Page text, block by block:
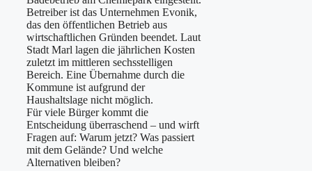
Betreiber ist das Unternehmen Evonik,
das den öffentlichen Betrieb aus
wirtschaftlichen Gründen beendet. Laut
Stadt Marl lagen die jährlichen Kosten
zuletzt im mittleren sechsstelligen
Bereich. Eine Übernahme durch die
Kommune ist aufgrund der
Haushaltslage nicht möglich.
Für viele Bürger kommt die
Entscheidung überraschend – und wirft
Fragen auf: Warum jetzt? Was passiert
mit dem Gelände? Und welche
Alternativen bleiben?